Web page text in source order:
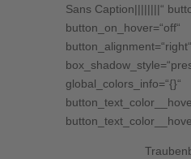
Sans Caption||||||||“
button_on_hover=“off“
button_alignment=“right“
global_colors_info=“{}“